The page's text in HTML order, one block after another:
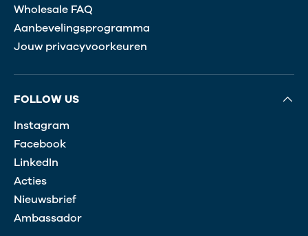
Wholesale FAQ
Aanbevelingsprogramma
Jouw privacyvoorkeuren
FOLLOW US
Instagram
Facebook
LinkedIn
Acties
Nieuwsbrief
Ambassador